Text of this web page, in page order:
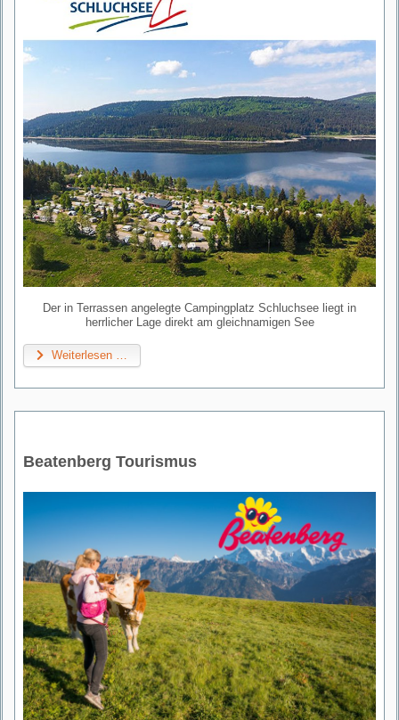
Der in Terrassen angelegte Campingplatz Schluchsee liegt in
herrlicher Lage direkt am gleichnamigen See
Weiterlesen …
Beatenberg Tourismus